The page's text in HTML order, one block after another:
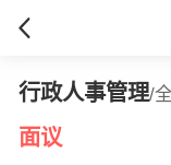
行政人事管理/
面议